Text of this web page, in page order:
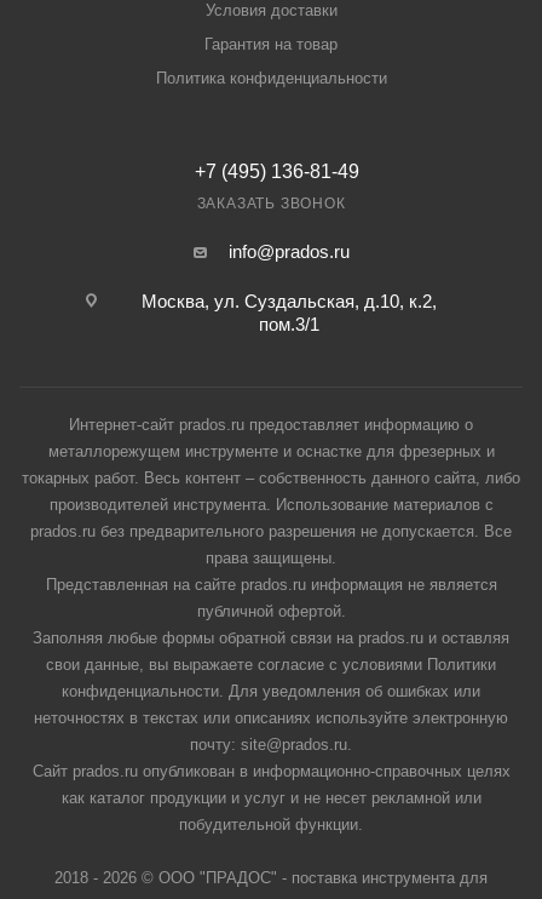
Условия доставки
Гарантия на товар
Политика конфиденциальности
+7 (495) 136-81-49
ЗАКАЗАТЬ ЗВОНОК
info@prados.ru
Москва, ул. Суздальская, д.10, к.2,
пом.3/1
Интернет-сайт prados.ru предоставляет информацию о
металлорежущем инструменте и оснастке для фрезерных и
токарных работ. Весь контент – собственность данного сайта, либо
производителей инструмента. Использование материалов с
prados.ru без предварительного разрешения не допускается. Все
права защищены.
Представленная на сайте prados.ru информация не является
публичной офертой.
Заполняя любые формы обратной связи на prados.ru и оставляя
свои данные, вы выражаете согласие с условиями Политики
конфиденциальности. Для уведомления об ошибках или
неточностях в текстах или описаниях используйте электронную
почту: site@prados.ru.
Сайт prados.ru опубликован в информационно-справочных целях
как каталог продукции и услуг и не несет рекламной или
побудительной функции.
2018 - 2026 © ООО "ПРАДОС" - поставка инструмента для